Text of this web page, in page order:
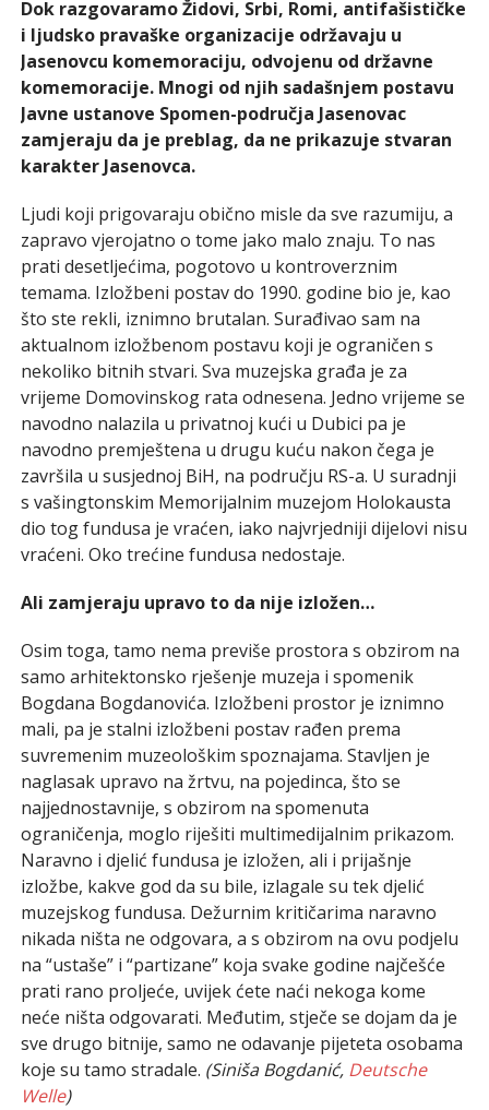
Dok razgovaramo Židovi, Srbi, Romi, antifašističke
i ljudsko pravaške organizacije održavaju u
Jasenovcu komemoraciju, odvojenu od državne
komemoracije. Mnogi od njih sadašnjem postavu
Javne ustanove Spomen-područja Jasenovac
zamjeraju da je preblag, da ne prikazuje stvaran
karakter Jasenovca.
Ljudi koji prigovaraju obično misle da sve razumiju, a
zapravo vjerojatno o tome jako malo znaju. To nas
prati desetljećima, pogotovo u kontroverznim
temama. Izložbeni postav do 1990. godine bio je, kao
što ste rekli, iznimno brutalan. Surađivao sam na
aktualnom izložbenom postavu koji je ograničen s
nekoliko bitnih stvari. Sva muzejska građa je za
vrijeme Domovinskog rata odnesena. Jedno vrijeme se
navodno nalazila u privatnoj kući u Dubici pa je
navodno premještena u drugu kuću nakon čega je
završila u susjednoj BiH, na području RS-a. U suradnji
s vašingtonskim Memorijalnim muzejom Holokausta
dio tog fundusa je vraćen, iako najvrjedniji dijelovi nisu
vraćeni. Oko trećine fundusa nedostaje.
Ali zamjeraju upravo to da nije izložen…
Osim toga, tamo nema previše prostora s obzirom na
samo arhitektonsko rješenje muzeja i spomenik
Bogdana Bogdanovića. Izložbeni prostor je iznimno
mali, pa je stalni izložbeni postav rađen prema
suvremenim muzeološkim spoznajama. Stavljen je
naglasak upravo na žrtvu, na pojedinca, što se
najjednostavnije, s obzirom na spomenuta
ograničenja, moglo riješiti multimedijalnim prikazom.
Naravno i djelić fundusa je izložen, ali i prijašnje
izložbe, kakve god da su bile, izlagale su tek djelić
muzejskog fundusa. Dežurnim kritičarima naravno
nikada ništa ne odgovara, a s obzirom na ovu podjelu
na “ustaše” i “partizane” koja svake godine najčešće
prati rano proljeće, uvijek ćete naći nekoga kome
neće ništa odgovarati. Međutim, stječe se dojam da je
sve drugo bitnije, samo ne odavanje pijeteta osobama
koje su tamo stradale. (Siniša Bogdanić, Deutsche
Welle)